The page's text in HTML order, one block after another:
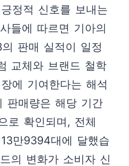
정적 신호를 보내는
들에 따르면 기아의
판매 실적이 일정
교체와 브랜드 철학
에 기여한다는 해석
판매량은 해당 기간
로 확인되며, 전체
만9394대에 달했습
의 변화가 소비자 신